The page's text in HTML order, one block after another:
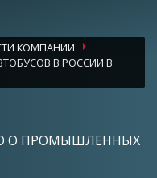
КОМПАНИИ
В РОССИИ В
О ПРОМЫШЛЕННЫХ